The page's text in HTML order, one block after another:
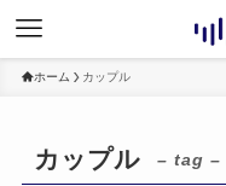
ホーム カップル
カップル – tag –